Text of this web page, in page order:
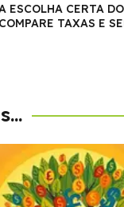
ESCOLHA CERTA
COMPARE TAXAS E